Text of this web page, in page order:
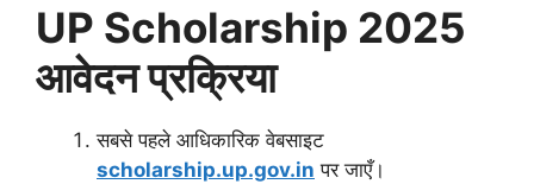
UP Scholarship 2025
आवेदन प्रक्रिया
सबसे पहले आधिकारिक वेबसाइट
scholarship.up.gov.in पर जाएँ।